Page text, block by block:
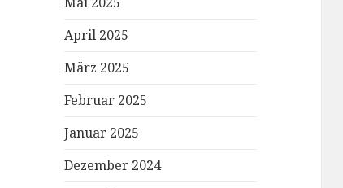
April 2025
März 2025
Februar 2025
Januar 2025
Dezember 2024